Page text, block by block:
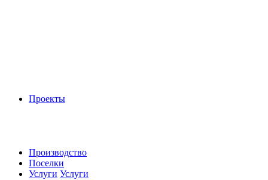
Проекты
Производство
Поселки
Услуги Услуги